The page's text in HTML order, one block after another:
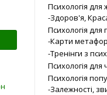
Психологія для
-Здоров'я,
Психологія для
-Карти
-Тренінги з
Психологія для
Психологія
-Залежності,